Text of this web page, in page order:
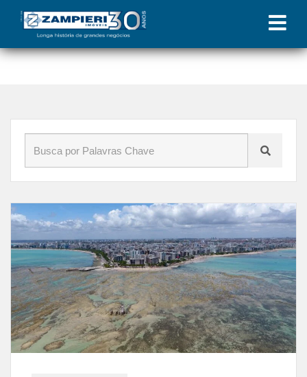
Início»Blog»bairrosmaceio